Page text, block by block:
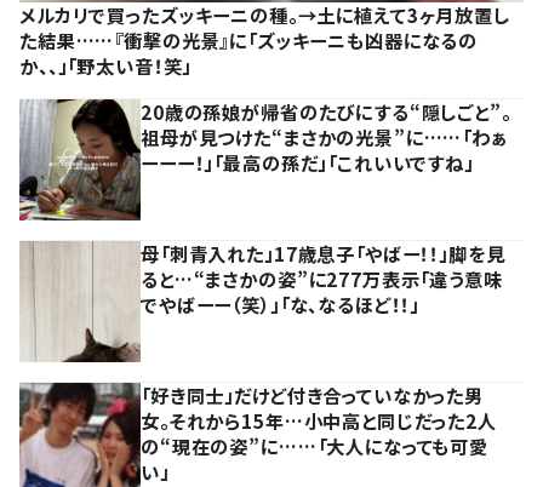
メルカリで買ったズッキーニの種。→土に植えて3ヶ月放置し
た結果……『衝撃の光景』に「ズッキーニも凶器になるの
か、、」「野太い音！笑」
20歳の孫娘が帰省のたびにする“隠しごと”。
祖母が見つけた“まさかの光景”に……「わぁ
ーーー！」「最高の孫だ」「これいいですね」
母「刺青入れた」17歳息子「やばー！！」脚を見
ると…“まさかの姿”に277万表示「違う意味
でやばーー（笑）」「な、なるほど！！」
「好き同士」だけど付き合っていなかった男
女。それから15年…小中高と同じだった2人
の“現在の姿”に……「大人になっても可愛
い」